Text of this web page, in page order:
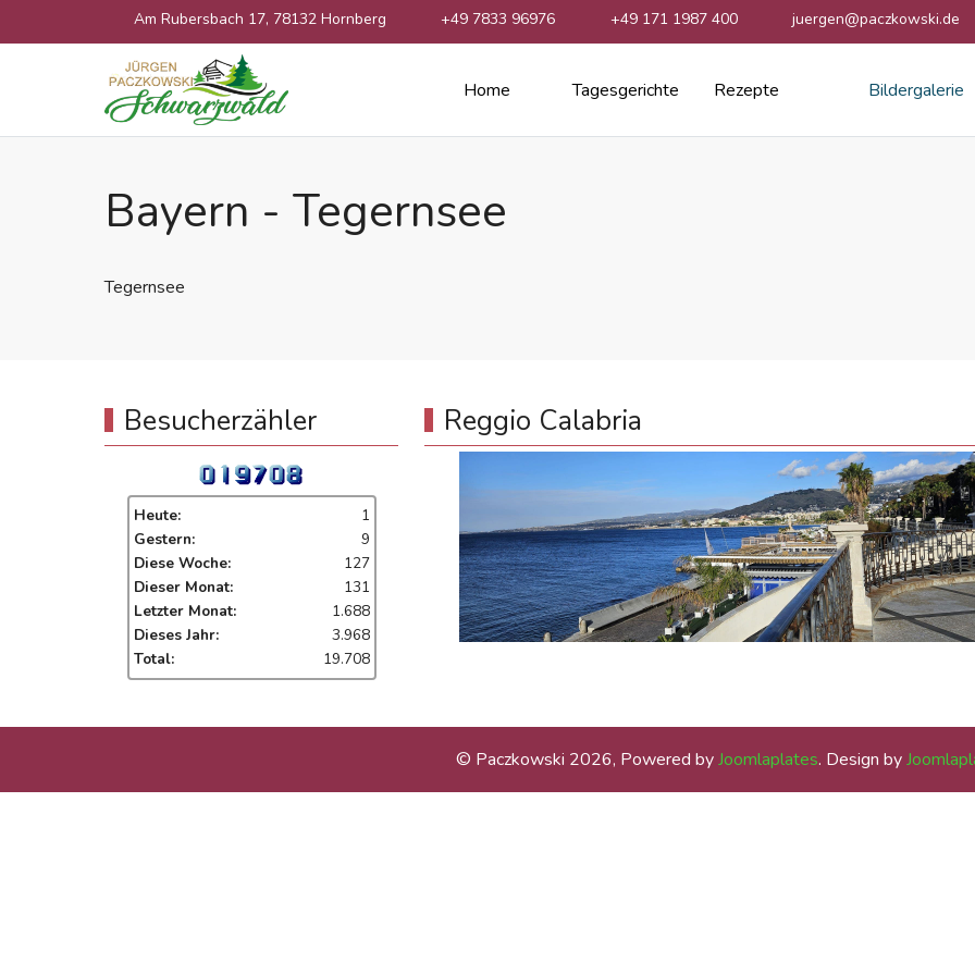
Am Rubersbach 17, 78132 Hornberg +49 7833 96976 +49 171 1987 400 juergen@paczkowski.de
Home Tagesgerichte Rezepte Bildergalerie
Bayern - Tegernsee
Tegernsee
Besucherzähler
Heute:
1
Gestern:
9
Diese Woche:
127
Dieser Monat:
131
Letzter Monat:
1.688
Dieses Jahr:
3.968
Total:
19.708
Reggio Calabria
© Paczkowski 2026, Powered byJoomlaplates. Design by